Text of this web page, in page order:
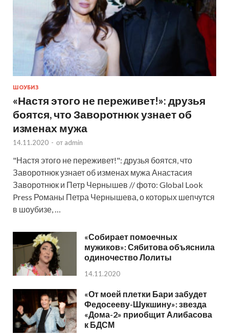
ШОУБИЗ
«Настя этого не переживет!»: друзья
боятся, что Заворотнюк узнает об
изменах мужа
14.11.2020 - от admin
"Настя этого не переживет!": друзья боятся, что
Заворотнюк узнает об изменах мужа Анастасия
Заворотнюк и Петр Чернышев // фото: Global Look
Press Романы Петра Чернышева, о которых шепчутся
в шоубизе, …
«Собирает помоечных
мужиков»: Сябитова объяснила
одиночество Лолиты
14.11.2020
«От моей плетки Бари забудет
Федосееву-Шукшину»: звезда
«Дома-2» приобщит Алибасова
к БДСМ